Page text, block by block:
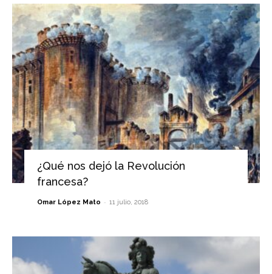
¿Qué nos dejó la Revolución
francesa?
Omar López Mato - 11 julio, 2018